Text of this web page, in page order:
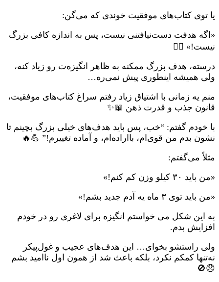
یا توی کتاب‌های موفقیت خوندی که می‌گن:
«اگه هدفت دست‌نیافتنی نیست، پس به اندازه کافی بزرگ
نیست!» 😵‍💫
درسته، هدف بزرگ ممکنه به ظاهر انگیزه‌ت رو زیاد کنه،
ولی همیشه اینطوری پیش نمی‌ره…
منم یه زمانی با اشتیاق زیاد رفتم سراغ کتاب‌های موفقیت،
قانون جذب و قدرت ذهن 📖✨
با خودم گفتم: “خب، پس باید هدف‌های خیلی بزرگ بچینم تا
نشون بدم من قوی‌ام، بااراده‌ام، و آماده تغییرم!” 💪🔥
مثلاً می‌گفتم:
«من باید ۳۰ کیلو وزن کم کنم!»
«من باید توی ۳ ماه یه آدم جدید بشم!»
به این شکل می خواستم انگیزه برای لاغری رو در خودم
افزایش بدم.
ولی راستشو بخوای… این هدف‌های عجیب و غول‌پیکر
نه‌تنها کمکم نکرد، بلکه باعث شد از همون اول ناامید بشم
😞🚫